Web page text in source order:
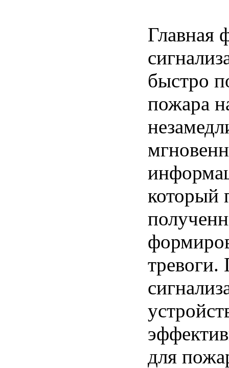
Главная
быстро
пожара
который
для